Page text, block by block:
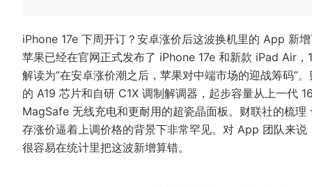
iPhone 17e 下周开订？安卓涨价后这波换机里的 App 新
苹果已经在官网正式发布了 iPhone 17e 和新款 iPad Air
解读为“在安卓涨价潮之后，苹果对中端市场的迎战筹码”
的 A19 芯片和自研 C1X 调制解调器，起步容量从上一代
MagSafe 无线充电和更耐用的超瓷晶面板。 财联社的梳理
存涨价逼着上调价格的背景下非常罕见。对 App 团队来
很容易在统计里把这波新增算错。